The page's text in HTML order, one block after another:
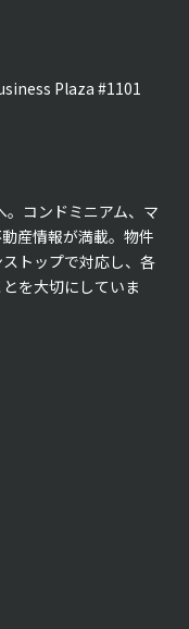
Plaza #1101
コンドミニアム、マ
産情報が満載。物件
トップで対応し、各
を大切にしていま